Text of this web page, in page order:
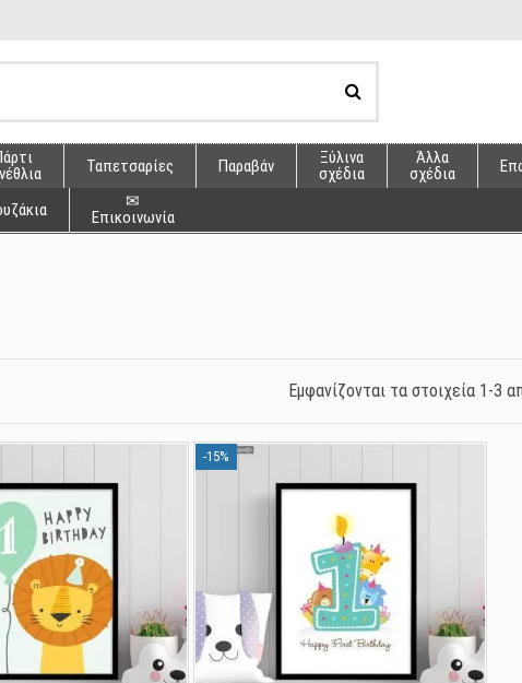
Ταπετσαρίες Παραβάν
Ξύλινα
σχέδια
Άλλα
σχέδια
✉
Επικοινωνία
Εμφανίζονται τα στοιχεία 1-3
-15%